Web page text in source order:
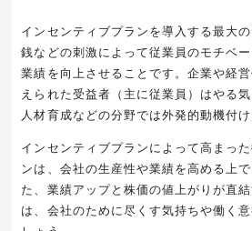
インセンティブプランを導入する最大
銭などの刺激によって従業員のモチベ
業績を向上させることです。企業や経
えられた受益者（主に従業員）はやる
人材育成などの分野では外発的動機付け
インセンティブプランによって高まっ
ンは、会社の生産性や業績を高める上
た、業績アップと株価の値上がりが直
は、会社のために尽くす気持ちや働く